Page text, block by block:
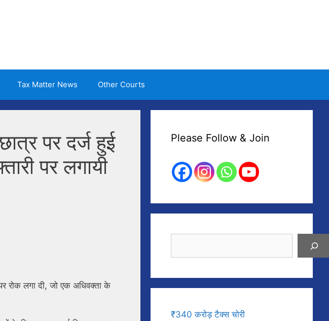
Tax Matter News Other Courts
पर दर्ज हुई
पर लगायी
रोक लगा दी, जो एक अधिवक्ता के
Please Follow & Join
₹340 करोड़ टैक्स चोरी